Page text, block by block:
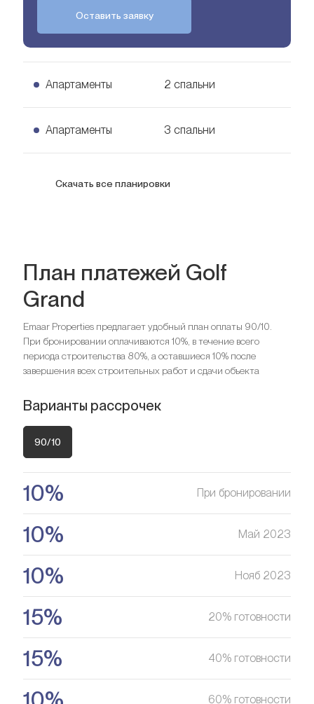
Оставить заявку
Апартаменты 2 спальни
2 спальни Апартаменты
USD 572 тыс.99 кв. м.
Спальни
Ванные комнаты
2
Ищете выгодный вариант для
Мы поможем вам приобрести актив, который растёт в
цене
Апартаменты 3 спальни
3 спальни Апартаменты
Спальни
Ванные комнаты
Ищете выгодный вариант для
инвестиций?
Мы поможем вам приобрести актив, который растёт в
Оставить заявку
Скачать все планировки
План платежей Golf
Grand
Emaar Properties предлагает удобный план оплаты 90/10.
При бронировании оплачиваются 10%, в течение всего
периода строительства 80%, а оставшиеся 10% после
завершения всех строительных работ и сдачи объекта
Варианты рассрочек
90/10
10% При бронировании
10% Май 2023
10% Нояб 2023
15% 20% готовности
15% 40% готовности
60% готовности